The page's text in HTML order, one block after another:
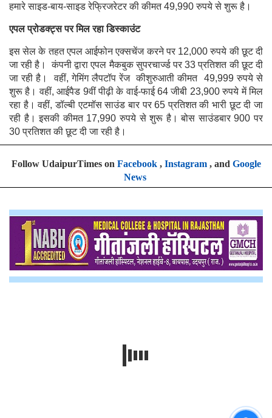
हमारे साइड-बाय-साइड रेफ्रिजरेटर की कीमत 49,990 रुपये से शुरू है।
एपल प्रोडक्ट्स पर मिल रहा डिस्काउंट
इस सेल के तहत एपल आईफोन एक्सचेंज करने पर 12,000 रुपये की छूट दी
जा रही है। कंपनी द्वारा एपल मैकबुक सुपरचार्ज्ड पर 33 प्रतिशत की छूट दी
जा रही है। वहीं, गेमिंग लैपटॉप रेंज कीशुरुआती कीमत 49,999 रुपये से
शुरू है। वहीं, आईपैड 9वीं पीढ़ी के वाई-फाई 64 जीबी 23,900 रुपये में मिल
रहा है। वहीं, डॉल्बी एटमॉस साउंड बार पर 65 प्रतिशत की भारी छूट दी जा
रही है। इसकी कीमत 17,990 रुपये से शुरू है। बोस साउंडबार 900 पर
30 प्रतिशत की छूट दी जा रही है।
Follow UdaipurTimes on Facebook, Instagram, and Google
News